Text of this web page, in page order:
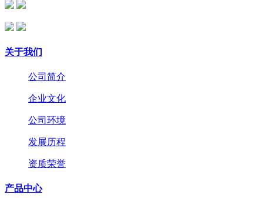
关于我们
公司简介
企业文化
公司环境
发展历程
资质荣誉
产品中心